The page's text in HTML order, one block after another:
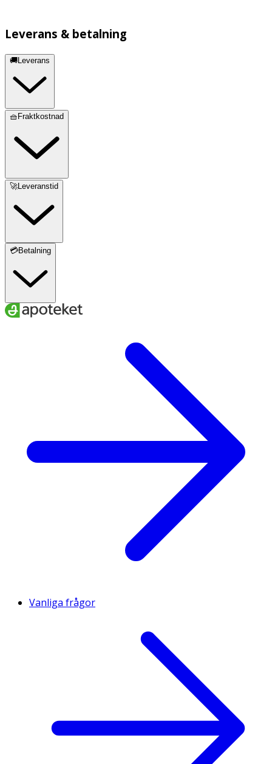
Leverans & betalning
🚚Leverans
🧺Fraktkostnad
🚀Leveranstid
💳Betalning
Vanliga frågor